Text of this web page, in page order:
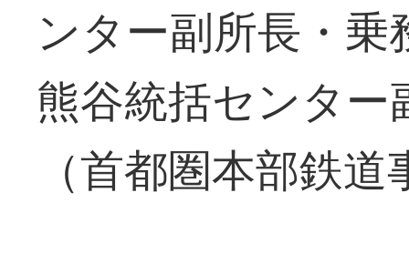
ンター副所長・
熊谷統括センタ
（首都圏本部鉄道